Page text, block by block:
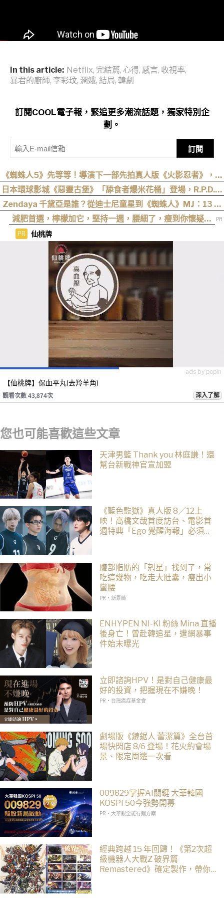
In this article: Netflix, 完結篇, 心得, 感言, 收視率,
暴君的廚師, 李彩玟, 潤娥, 結局, 韓劇
訂閱COOL電子報，緊追更多潮流話題，獨家特別企
劃。
訂閱
《蜘蛛人5》先等等！導演下一部先拍真人版《火影忍者》，電
影目前仍處於前製階段
日本環球影城《惡靈古堡》「舔食者爆米花桶」登場，R.P.D.制
服周邊同步公開
Zendaya 千黛亞是誰？從迪士尼童星到《蜘蛛人》MJ：13 歲
出道後幾乎沒有完整休假
減肥首選，檸檬加它，堅持一週，腰細了，瘦到你懷疑人
PR 仙桃牌
ads by popIn
【仙桃牌】保血平丸(去羚羊角)
觀看次數 43,874次 深入了解
您也可能喜歡這些文章
天津男籃 Thank you 林庭謙！還
幫台新戰神官宣加盟
《藍色監獄》真人版 8／12上
映！高橋文哉首度訪台、電影首
週特典「Ego 覺醒海報」必須收
腹部脂肪的「剋星」找到了，常
吃這幾物，吃走大肚囊，瘦出小
蠻腰
PR・新素簡
ENHYPEN NI-KI 粉絲 Mina 直播
後身亡！曾赴韓追星，遭網暴事
件始末曝光
立即諮詢HPV！是對自己健康最
好的投資，把握現在不嫌晚！
PR・台灣癌症基金會
劇場版《鏈鋸人 蕾潔篇》全台首
場快閃店 8/6 登場！花火約會場
景、限定周邊一次看
009829掌握AI關鍵 大華韓國
KOSPI 50今強勢開募
PR・大華銀全能行銷方案
經典跨越 15 年回歸！《第2次超
級機器人大戰Z 破界篇
Remastered》確定製作，帶你